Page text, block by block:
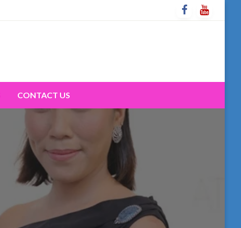
CONTACT US